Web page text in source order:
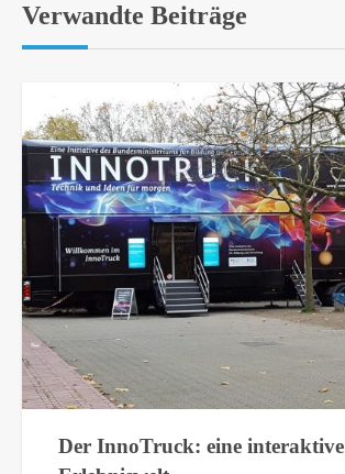
Verwandte Beiträge
Der InnoTruck: eine interaktive